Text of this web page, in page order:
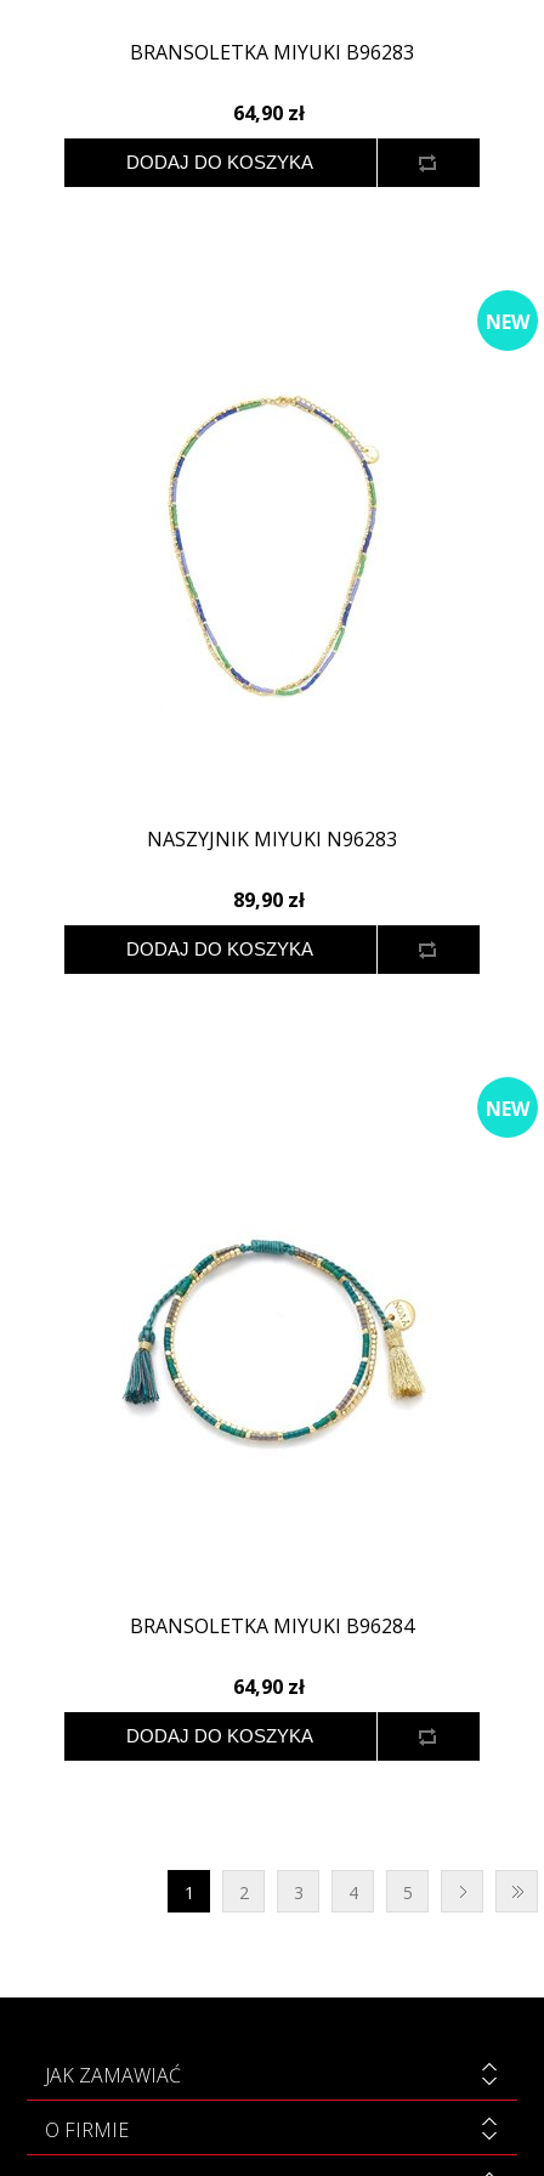
BRANSOLETKA MIYUKI B96283
64,90 zł
NASZYJNIK MIYUKI N96283
NEW
89,90 zł
BRANSOLETKA MIYUKI B96284
NEW
64,90 zł
1 2 3 4 5
JAK ZAMAWIAĆ
O FIRMIE